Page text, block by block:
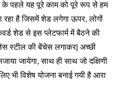
के पहले यह पूरे काम को पूरे रूप से हम
रहा है जिसमें शेड लगेगा ऊपर, लोगों
शेड से इस प्लेटफार्म में बैठने की
स्टील की बेंचेस लगाकर| अच्छी
जायेगा, साथ ही साथ जो दक्षिणी
भी विशेष योजना बनाई गयी है आरा